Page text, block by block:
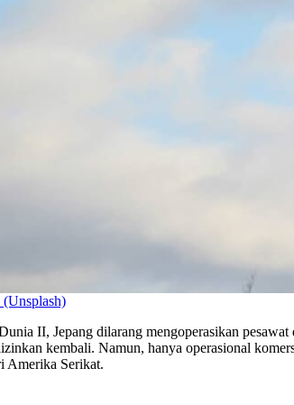
II, Jepang dilarang mengoperasikan
kembali. Namun, hanya operasional
Amerika Serikat.